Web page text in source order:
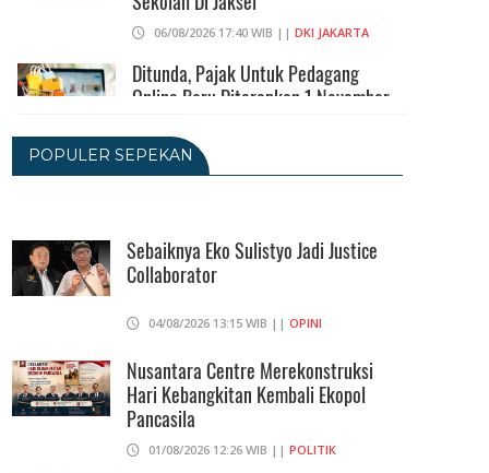
06/08/2026 17:40 WIB || DKI JAKARTA
Ditunda, Pajak Untuk Pedagang
Online Baru Diterapkan 1 November
06/08/2026 14:23 WIB ||
206 Juta
06/08/2026 12:28 WIB ||
KPK Ungkap Pejabat Kemenhut
Terima Uang 12.500 Dollar Singapura
Dari Bupati Kuansing
05/08/2026 20:37 WIB ||HUKUM
POPULER SEPEKAN
Sebaiknya Eko Sulistyo Jadi Justice
Collaborator
04/08/2026 13:15 WIB || OPINI
Nusantara Centre Merekonstruksi
Hari Kebangkitan Kembali Ekopol
Pancasila
01/08/2026 12:26 WIB || POLITIK